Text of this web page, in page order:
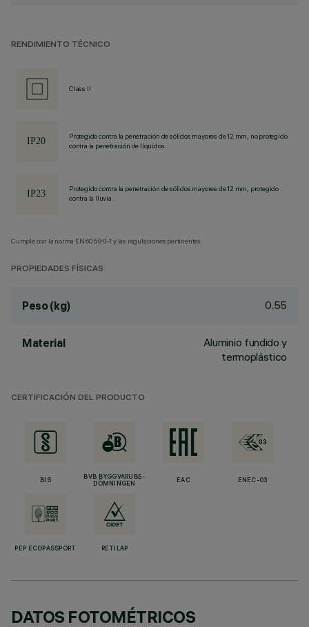
RENDIMIENTO TÉCNICO
Class II
Protegido contra la penetración de sólidos mayores de 12 mm, no protegido
contra la penetración de líquidos.
Protegido contra la penetración de sólidos mayores de 12 mm, protegido
contra la lluvia.
Cumple con la norma EN60598-1 y las regulaciones pertinentes.
PROPIEDADES FÍSICAS
Peso (kg) 0.55
Material
Aluminio fundido y
termoplástico
CERTIFICACIÓN DEL PRODUCTO
BIS
BVB BYGGVARUBE-
DÖMNINGEN
EAC ENEC-03
PEP ECOPASSPORT RETILAP
DATOS FOTOMÉTRICOS